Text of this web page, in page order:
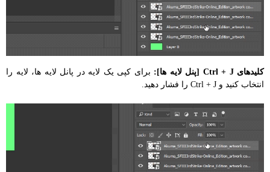
کلیدهای Ctrl + J [پنل لایه ها]:
برای کپی یک لایه در پانل لایه ها، لایه را
انتخاب کنید و Ctrl + J را فشار دهید.